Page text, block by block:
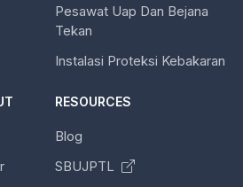
Pesawat Uap Dan Bejana
Tekan
Instalasi Proteksi Kebakaran
RESOURCES
Blog
SBUJPTL